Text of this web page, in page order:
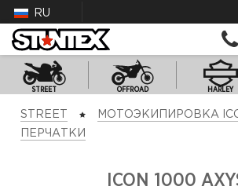
RU
STREET OFFROAD HARLEY
STREET
МОТОЭКИПИРОВКА
ПЕРЧАТКИ
ICON 1000